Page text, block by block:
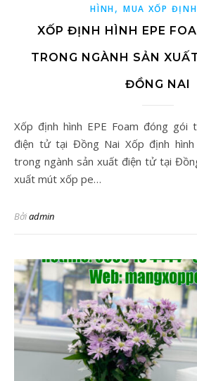
HÌNH, MUA XỐP
XỐP ĐỊNH HÌNH EPE
TRONG NGÀNH SẢN
ĐỒNG NAI
Xốp định hình EPE Foam đóng gói trong ngành sản xuất
điện tử tại Đồng Nai Xốp định hình
trong ngành sản xuất điện tử tại
xuất mút xốp pe…
Bởiadmin